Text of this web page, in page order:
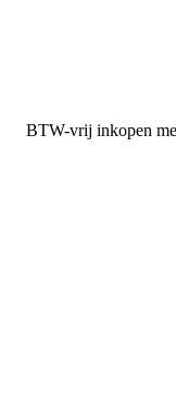
BTW-vrij inkopen